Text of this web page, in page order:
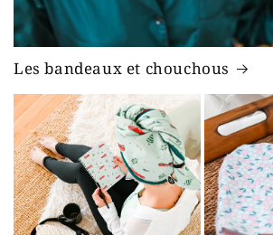
Les bandeaux et chouchous